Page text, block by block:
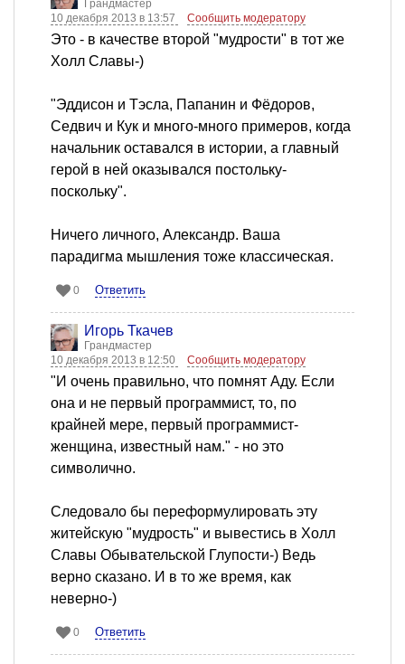
Грандмастер
10 декабря 2013 в 13:57
Сообщить модератору
Это - в качестве второй "мудрости" в тот же
Холл Славы-)
"Эддисон и Тэсла, Папанин и Фёдоров,
Седвич и Кук и много-много примеров, когда
начальник оставался в истории, а главный
герой в ней оказывался постольку-
поскольку".
Ничего личного, Александр. Ваша
парадигма мышления тоже классическая.
0 Ответить
Игорь Ткачев
Грандмастер
10 декабря 2013 в 12:50
Сообщить модератору
"И очень правильно, что помнят Аду. Если
она и не первый программист, то, по
крайней мере, первый программист-
женщина, известный нам." - но это
символично.
Следовало бы переформулировать эту
житейскую "мудрость" и вывестись в Холл
Славы Обывательской Глупости-) Ведь
верно сказано. И в то же время, как
неверно-)
0 Ответить